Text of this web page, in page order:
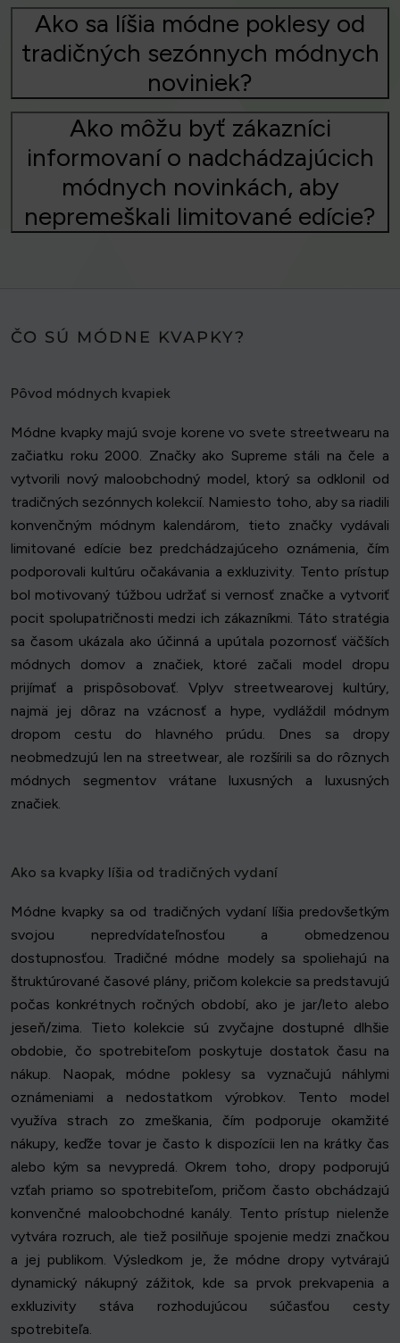
Ako sa líšia módne poklesy od
tradičných sezónnych módnych
noviniek?
Ako môžu byť zákazníci
informovaní o nadchádzajúcich
módnych novinkách, aby
nepremeškali limitované edície?
ČO SÚ MÓDNE KVAPKY?
Pôvod módnych kvapiek
Módne kvapky majú svoje korene vo svete streetwearu na
začiatku roku 2000. Značky ako Supreme stáli na čele a
vytvorili nový maloobchodný model, ktorý sa odklonil od
tradičných sezónnych kolekcií. Namiesto toho, aby sa riadili
konvenčným módnym kalendárom, tieto značky vydávali
limitované edície bez predchádzajúceho oznámenia, čím
podporovali kultúru očakávania a exkluzivity. Tento prístup
bol motivovaný túžbou udržať si vernosť značke a vytvoriť
pocit spolupatričnosti medzi ich zákazníkmi. Táto stratégia
sa časom ukázala ako účinná a upútala pozornosť väčších
módnych domov a značiek, ktoré začali model dropu
prijímať a prispôsobovať. Vplyv streetwearovej kultúry,
najmä jej dôraz na vzácnosť a hype, vydláždil módnym
dropom cestu do hlavného prúdu. Dnes sa dropy
neobmedzujú len na streetwear, ale rozšírili sa do rôznych
módnych segmentov vrátane luxusných a luxusných
značiek.
Ako sa kvapky líšia od tradičných vydaní
Módne kvapky sa od tradičných vydaní líšia predovšetkým
svojou nepredvídateľnosťou a obmedzenou
dostupnosťou. Tradičné módne modely sa spoliehajú na
štruktúrované časové plány, pričom kolekcie sa predstavujú
počas konkrétnych ročných období, ako je jar/leto alebo
jeseň/zima. Tieto kolekcie sú zvyčajne dostupné dlhšie
obdobie, čo spotrebiteľom poskytuje dostatok času na
nákup. Naopak, módne poklesy sa vyznačujú náhlymi
oznámeniami a nedostatkom výrobkov. Tento model
využíva strach zo zmeškania, čím podporuje okamžité
nákupy, keďže tovar je často k dispozícii len na krátky čas
alebo kým sa nevypredá. Okrem toho, dropy podporujú
vzťah priamo so spotrebiteľom, pričom často obchádzajú
konvenčné maloobchodné kanály. Tento prístup nielenže
vytvára rozruch, ale tiež posilňuje spojenie medzi značkou
a jej publikom. Výsledkom je, že módne dropy vytvárajú
dynamický nákupný zážitok, kde sa prvok prekvapenia a
exkluzivity stáva rozhodujúcou súčasťou cesty
spotrebiteľa.